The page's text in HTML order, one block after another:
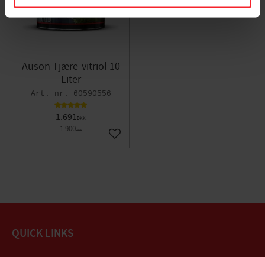
Auson Tjære-vitriol 10
Liter
60590556
1.691DKK
1.900DKK
Gem som favorit
QUICK LINKS